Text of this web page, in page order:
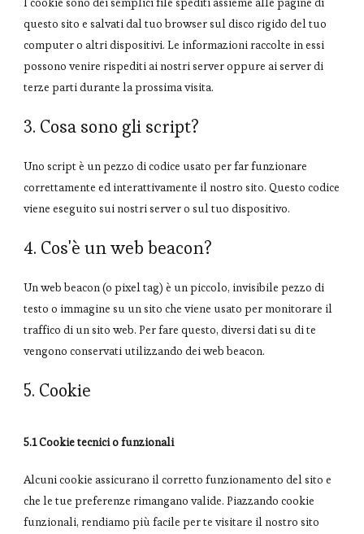
questo sito e salvati dal tuo browser sul disco rigido del tuo
computer o altri dispositivi. Le informazioni raccolte in essi
possono venire rispediti ai nostri server oppure ai server di
terze parti durante la prossima visita.
3. Cosa sono gli script?
Uno script è un pezzo di codice usato per far funzionare
correttamente ed interattivamente il nostro sito. Questo codice
viene eseguito sui nostri server o sul tuo dispositivo.
4. Cos'è un web beacon?
Un web beacon (o pixel tag) è un piccolo, invisibile pezzo di
testo o immagine su un sito che viene usato per monitorare il
traffico di un sito web. Per fare questo, diversi dati su di te
vengono conservati utilizzando dei web beacon.
5. Cookie
5.1 Cookie tecnici o funzionali
Alcuni cookie assicurano il corretto funzionamento del sito e
che le tue preferenze rimangano valide. Piazzando cookie
funzionali, rendiamo più facile per te visitare il nostro sito